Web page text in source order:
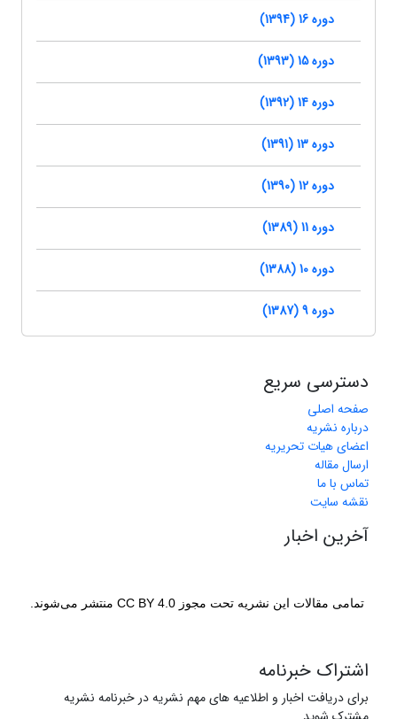
دوره 16 (1394)
دوره 15 (1393)
دوره 14 (1392)
دوره 13 (1391)
دوره 12 (1390)
دوره 11 (1389)
دوره 10 (1388)
دوره 9 (1387)
دسترسی سریع
صفحه اصلی
درباره نشریه
اعضای هیات تحریریه
ارسال مقاله
تماس با ما
نقشه سایت
آخرین اخبار
تمامی مقالات این نشریه تحت مجوز CC BY 4.0 منتشر می‌شوند.
اشتراک خبرنامه
برای دریافت اخبار و اطلاعیه های مهم نشریه در خبرنامه نشریه